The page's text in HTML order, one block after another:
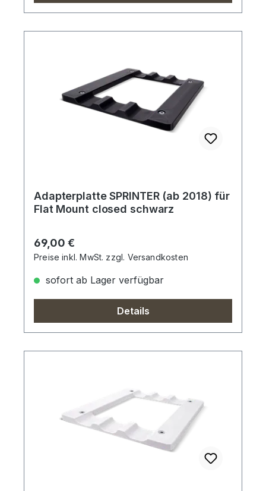
Adapterplatte SPRINTER (ab 2018) für
Flat Mount closed schwarz
Regulärer Preis:
69,00 €
Preise inkl. MwSt. zzgl. Versandkosten
sofort ab Lager verfügbar
Details